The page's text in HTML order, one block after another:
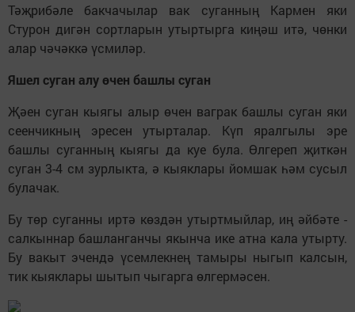
Тәҗрибәле бакчачылар вак суганның Кармен яки
Стурон дигән сортларын утыртырга киңәш итә, чөнки
алар чәчәккә үсмиләр.
Яшел суган алу өчен башлы суган
Җәен суган кыягы алыр өчен ваграк башлы суган яки
сеенчикның эресен утырталар. Күп яралгылы эре
башлы суганның кыягы да куе була. Өлгереп җиткән
суган 3-4 см зурлыкта, ә кыяклары йомшак һәм сусыл
булачак.
Бу төр суганны иртә көздән утыртмыйлар, иң әйбәте -
салкыннар башланганчы якынча ике атна кала утырту.
Бу вакыт эчендә үсемлекнең тамыры ныгып калсын,
тик кыяклары шытып чыгарга өлгермәсен.